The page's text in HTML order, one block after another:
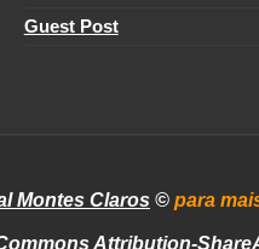
Guest Post
Montes Claros © para
Attribution-